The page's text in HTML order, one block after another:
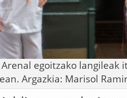
Arenal egoitzako langileak
Argazkia: Marisol